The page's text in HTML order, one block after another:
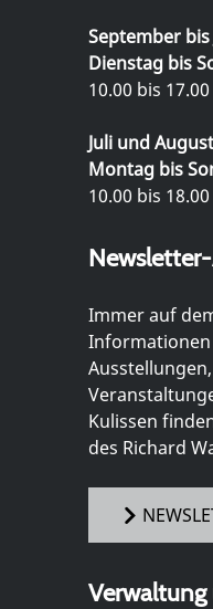
September bis
Dienstag bis
10.00 bis
Juli und August
Montag bis
10.00 bis
Immer auf
Kulissen
des Richard